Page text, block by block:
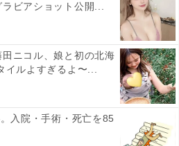
ビアショット公開...
田ニコル、娘と初の北海
イルよすぎるよ〜...
入院・手術・死亡を85